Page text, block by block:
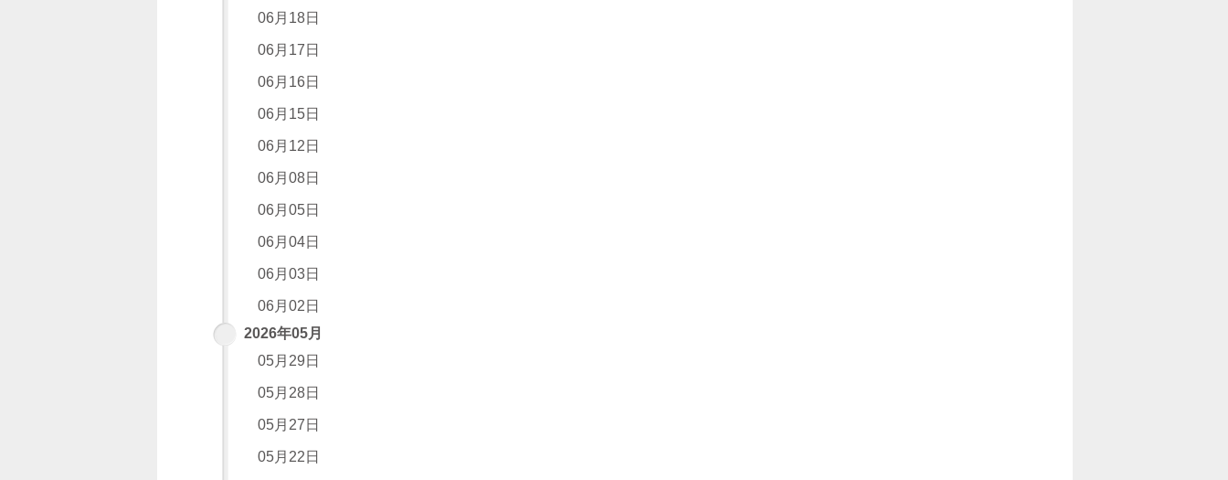
06月18日
06月17日
06月16日
06月15日
06月12日
06月08日
06月05日
06月04日
06月03日
06月02日
2026年05月
05月29日
05月28日
05月27日
05月22日